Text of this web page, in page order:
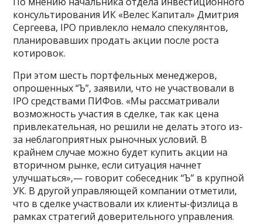
консультирования ИК «Велес Капитал» Дмитрия
Сергеева, IPO привлекло немало спекулянтов,
планировавших продать акции после роста
котировок.
При этом шесть портфельных менеджеров,
опрошенных “Ъ”, заявили, что не участвовали в
IPO средствами ПИФов. «Мы рассматривали
возможность участия в сделке, так как цена
привлекательная, но решили не делать этого из-
за неблагоприятных рыночных условий. В
крайнем случае можно будет купить акции на
вторичном рынке, если ситуация начнет
улучшаться»,— говорит собеседник “Ъ” в крупной
УК. В другой управляющей компании отметили,
что в сделке участвовали их клиенты-физлица в
рамках стратегий доверительного управления.